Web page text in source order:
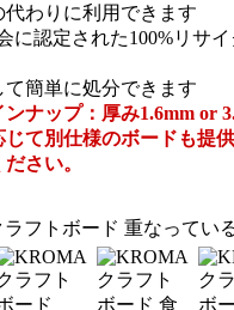
代わりに利用できます
に認定された100%リサ
て簡単に処分できます
ンナップ：厚み1.6mm or
て別仕様のボードも提
さい。